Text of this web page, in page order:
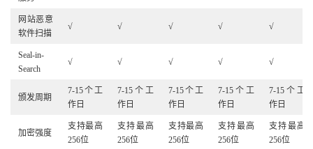
网站恶意
软件扫描
√ √ √ √ √
Seal-in-
Search
√ √ √ √ √
颁发周期
7-15个工
作日
7-15个工
作日
7-15个工
作日
7-15个工
作日
7-15个工
作日
加密强度
支持最高
256位
支持最高
256位
支持最高
256位
支持最高
256位
支持最高
256位